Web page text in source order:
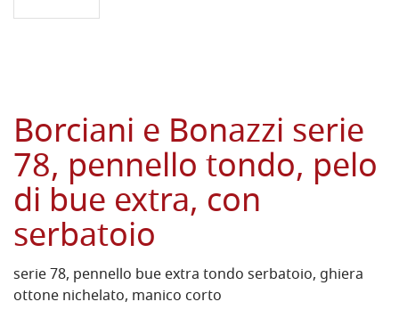
Borciani e Bonazzi serie
78, pennello tondo, pelo
di bue extra, con
serbatoio
serie 78, pennello bue extra tondo serbatoio, ghiera
ottone nichelato, manico corto